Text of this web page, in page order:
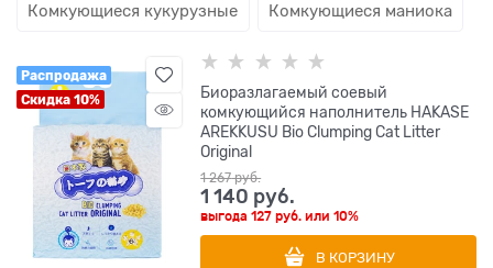
Комкующиеся кукурузные Комкующиеся маниока
Распродажа
Скидка 10%
Биоразлагаемый соевый
комкующийся наполнитель HAKASE
AREKKUSU Bio Clumping Cat Litter
Original
1 267 руб.
1 140 руб.
выгода127 руб. или10%
В КОРЗИНУ